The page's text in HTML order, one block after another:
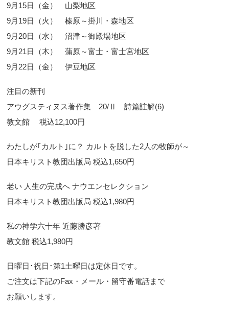
9月15日（金） 山梨地区
9月19日（火） 榛原～掛川・森地区
9月20日（水） 沼津～御殿場地区
9月21日（木） 蒲原～富士・富士宮地区
9月22日（金） 伊豆地区
注目の新刊
アウグスティヌス著作集 20/Ⅱ 詩篇註解(6)
教文館 税込12,100円
わたしが｢カルト｣に？ カルトを脱した2人の牧師が～
日本キリスト教団出版局 税込1,650円
老い 人生の完成へ ナウエンセレクション
日本キリスト教団出版局 税込1,980円
私の神学六十年 近藤勝彦著
教文館 税込1,980円
日曜日･祝日･第1土曜日は定休日です。
ご注文は下記のFax・メール・留守番電話まで
お願いします。